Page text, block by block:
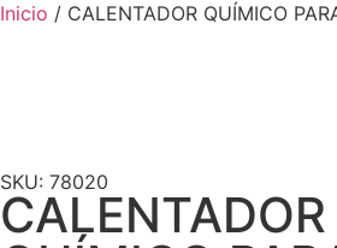
Inicio / CALENTADOR QUÍMICO
SKU: 78020
CALENTADOR